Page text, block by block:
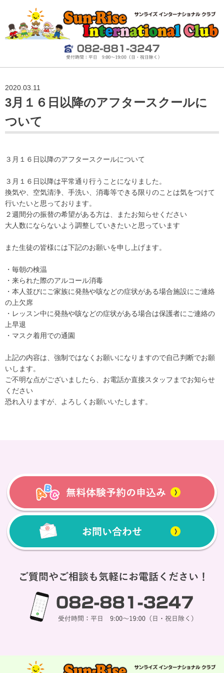
2020.03.11
3月１６日以降のアフタースクールに
ついて
３月１６日以降のアフタースクールについて
３月１６日以降は平常通り行うことになりました。
換気や、空気清浄、手洗い、消毒等できる限りのことは気をつけて
行いたいと思っております。
２週間分の振替の希望がある方は、またお知らせください
大人数にならないよう調整していきたいと思っています
また生徒の皆様には下記のお願いを申し上げます。
・毎朝の検温
・来られた際のアルコール消毒
・本人並びにご家族に発熱や咳などの症状がある場合施設にご連絡
の上欠席
・レッスン中に発熱や咳などの症状がある場合は保護者にご連絡の
上早退
・マスク着用での通園
上記の内容は、強制ではなくお願いになりますので自己判断でお願
いします。
ご不明な点がございましたら、お電話か直接スタッフまでお知らせ
ください
恐れ入りますが、よろしくお願いいたします。